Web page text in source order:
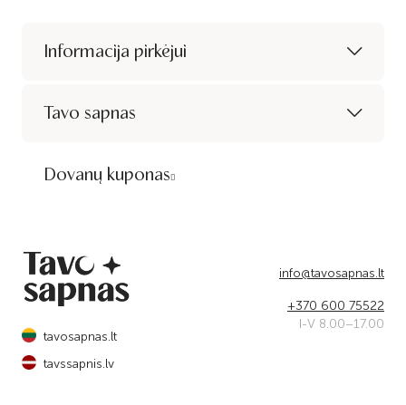
Informacija pirkėjui
Tavo sapnas
Dovanų kuponas
info@tavosapnas.lt
+370 600 75522
I-V 8.00–17.00
tavosapnas.lt
tavssapnis.lv